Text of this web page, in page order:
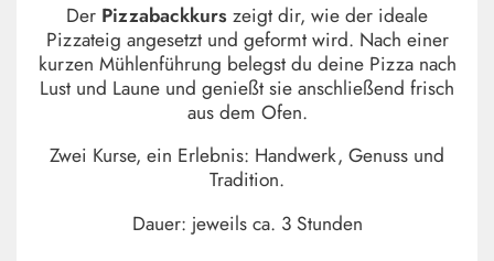
Der Pizzabackkurszeigt dir, wie der ideale
Pizzateig angesetzt und geformt wird. Nach einer
kurzen Mühlenführung belegst du deine Pizza nach
Lust und Laune und genießt sie anschließend frisch
aus dem Ofen.
Zwei Kurse, ein Erlebnis: Handwerk, Genuss und
Tradition.
Dauer: jeweils ca. 3 Stunden